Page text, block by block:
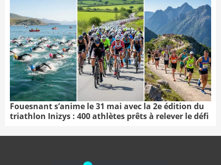
Fouesnant s’anime le 31 mai avec la 2e édition du
triathlon Inizys : 400 athlètes prêts à relever le défi